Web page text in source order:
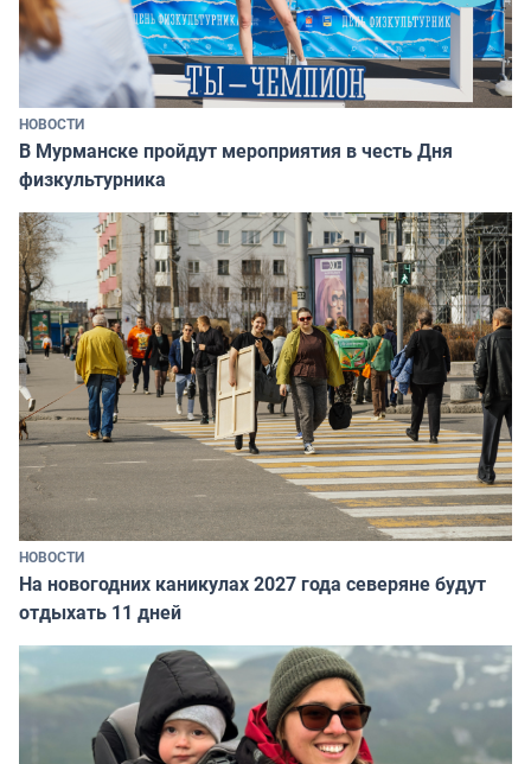
НОВОСТИ
В Мурманске пройдут мероприятия в честь Дня
физкультурника
НОВОСТИ
На новогодних каникулах 2027 года северяне будут
отдыхать 11 дней